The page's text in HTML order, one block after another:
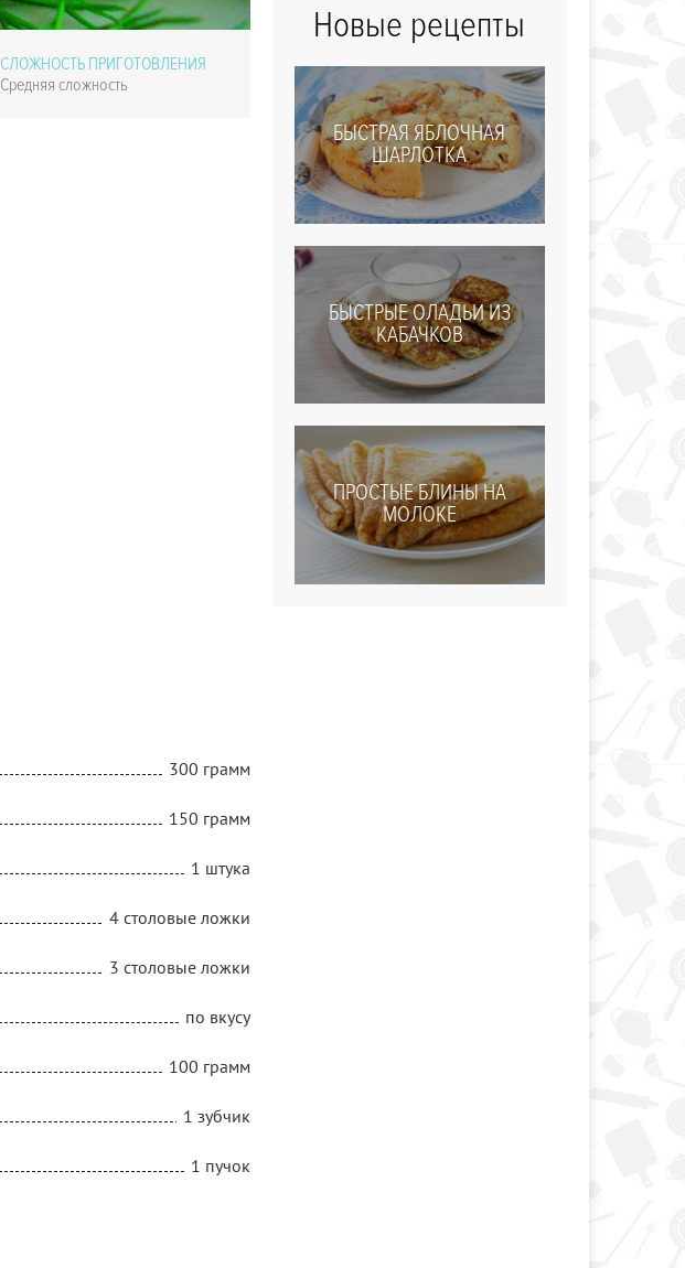
СЛОЖНОСТЬ ПРИГОТОВЛЕНИЯ
Средняя сложность
300 грамм
150 грамм
1 штука
4 столовые ложки
3 столовые ложки
по вкусу
100 грамм
1 зубчик
1 пучок
Новые рецепты
БЫСТРАЯ ЯБЛОЧНАЯ
ШАРЛОТКА
БЫСТРЫЕ ОЛАДЬИ ИЗ
КАБАЧКОВ
ПРОСТЫЕ БЛИНЫ НА
МОЛОКЕ